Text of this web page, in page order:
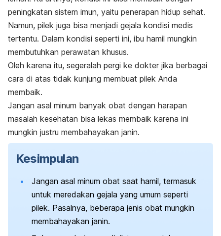
peningkatan sistem imun, yaitu penerapan hidup sehat.
Namun, pilek juga bisa menjadi gejala kondisi medis
tertentu. Dalam kondisi seperti ini, ibu hamil mungkin
membutuhkan perawatan khusus.
Oleh karena itu, segeralah pergi ke dokter jika berbagai
cara di atas tidak kunjung membuat pilek Anda
membaik.
Jangan asal minum banyak obat dengan harapan
masalah kesehatan bisa lekas membaik karena ini
mungkin justru membahayakan janin.
Kesimpulan
Jangan asal minum obat saat hamil, termasuk
untuk meredakan gejala yang umum seperti
pilek. Pasalnya, beberapa jenis obat mungkin
membahayakan janin.